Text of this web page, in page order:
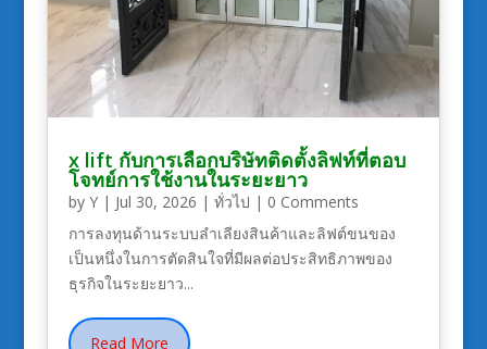
x lift กับการเลือกบริษัทติดตั้งลิฟท์ที่ตอบ
โจทย์การใช้งานในระยะยาว
by Y| Jul 30, 2026 | ทั่วไป | 0 Comments
การลงทุนด้านระบบลำเลียงสินค้าและลิฟต์ขนของ
เป็นหนึ่งในการตัดสินใจที่มีผลต่อประสิทธิภาพของ
ธุรกิจในระยะยาว...
Read More